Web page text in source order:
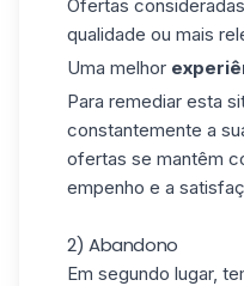
Ofertas
qualidade ou mais
Uma melhor
Para remediar esta
constantemente a
ofertas se mantêm
empenho e a
2) Abandono
Em segundo lugar,